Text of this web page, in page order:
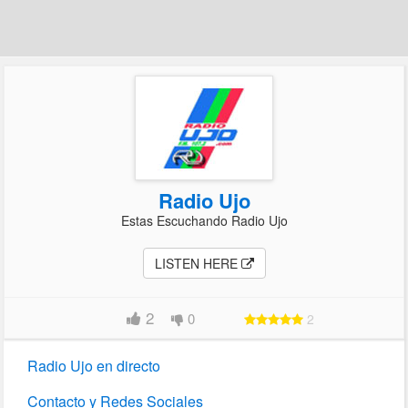
Radio Ujo
Estas Escuchando Radio Ujo
LISTEN HERE
2 0 2
Radio Ujo en directo
Contacto y Redes Sociales